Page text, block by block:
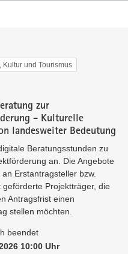
Kultur und Tourismus
zur
- Kulturelle
landesweiter Bedeutung
Beratungsstunden zu
an. Die Angebote
an Erstantragsteller bzw.
geförderte Projektträger, die
Antragsfrist einen
stellen möchten.
beendet
10:00 Uhr